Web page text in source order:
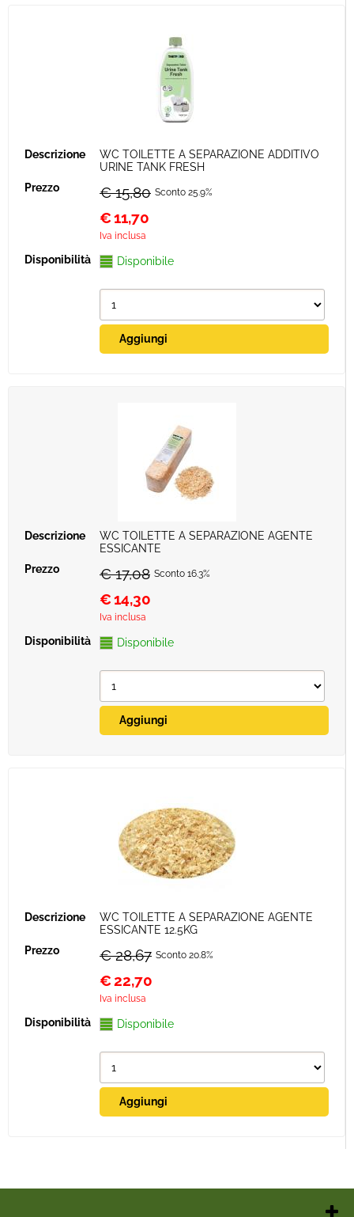
WC TOILETTE A SEPARAZIONE ADDITIVO
URINE TANK FRESH
€ 15,80 Sconto 25.9%
€11,70
Iva inclusa
Disponibile
WC TOILETTE A SEPARAZIONE AGENTE
ESSICANTE
€ 17,08 Sconto 16.3%
€14,30
Iva inclusa
Disponibile
WC TOILETTE A SEPARAZIONE AGENTE
ESSICANTE 12.5KG
€ 28,67 Sconto 20.8%
€22,70
Iva inclusa
Disponibile